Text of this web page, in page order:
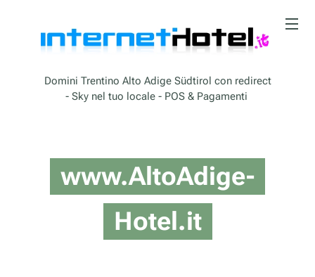
Domini Trentino Alto Adige Südtirol con redirect
- Sky nel tuo locale - POS & Pagamenti
www.AltoAdige-
Hotel.it